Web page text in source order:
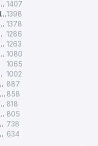
NOSOZLIKLARINI TUZATISH XIZMATI 1407
SAMARQAND ELEKTR TARMOQLARI AJ1398
SURXONDARYO ELEKTR TARMOQLARI AJ 1378
XIZMATI 1286
TOSHKENT SHAHRI TASHKILOT TELEFONLARI HAQIDA MA'LUMOT BYUROSI 1263
ISHONCH TELEFONLARI 1080
1065
BO'YICHA SUDI 1002
TUMANLARARO SUDI 887
YUNUSOBOD ELEKTR TARMOG'I NOSOZLIKLARI XIZMATI 858
TARMOQLARI KORXONASI AJ 818
Ташкентский следственный изолятор 805
SERGELI XIZMATI 738
TUMANI SUDI 634